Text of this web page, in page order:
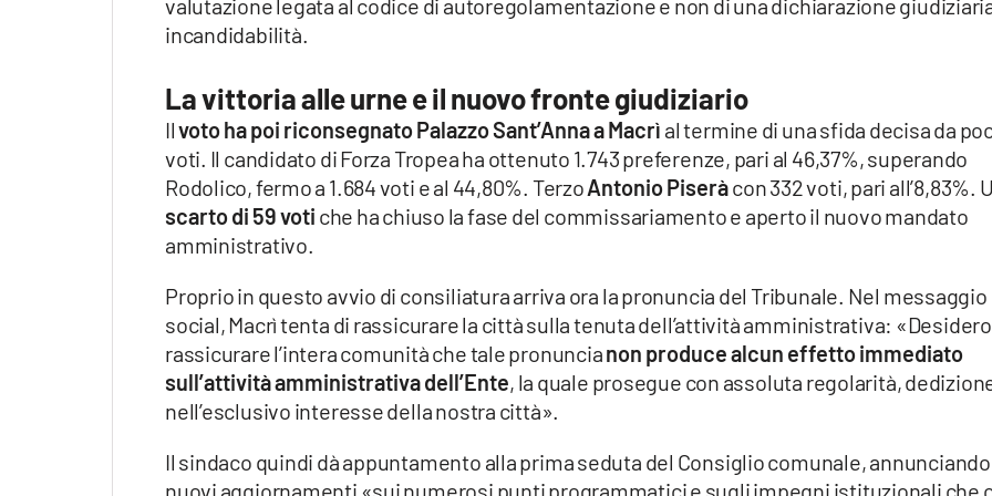
valutazione legata al codice di autoregolamentazione e non di una dichiarazione
incandidabilità.
La vittoria alle urne e il nuovo fronte giudiziario
Ilvoto ha poi riconsegnato Palazzo Sant’Anna a Macrì al termine di una sfida decisa da
voti. Il candidato di Forza Tropea ha ottenuto 1.743 preferenze, pari al 46,37%, superando
Rodolico, fermo a 1.684 voti e al 44,80%. TerzoAntonio Piseràcon 332 voti, pari all’8,83%.
scarto di 59 voti che ha chiuso la fase del commissariamento e aperto il nuovo mandato
amministrativo.
Proprio in questo avvio di consiliatura arriva ora la pronuncia del Tribunale. Nel messaggio
social, Macrì tenta di rassicurare la città sulla tenuta dell’attività amministrativa: «Desidero
rassicurare l’intera comunità che tale pronuncianon produce alcun effetto immediato
sull’attività amministrativa dell’Ente, la quale prosegue con assoluta regolarità,
nell’esclusivo interesse della nostra città».
Il sindaco quindi dà appuntamento alla prima seduta del Consiglio comunale, annunciando
nuovi aggiornamenti «sui numerosi punti programmatici e sugli impegni istituzionali che